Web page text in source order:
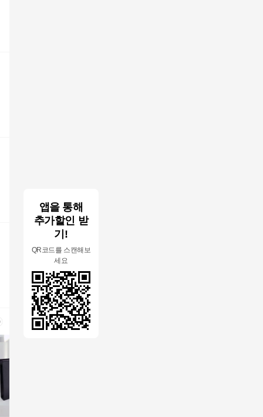
앱을 통해
추가할인 받
기!
QR코드를 스캔해보
세요